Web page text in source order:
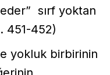
sırf yoktan
451-452)
yokluk birbirinin